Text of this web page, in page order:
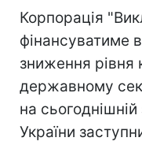
Корпорація
фінансуватиме
зниження рівня
державному
на
України